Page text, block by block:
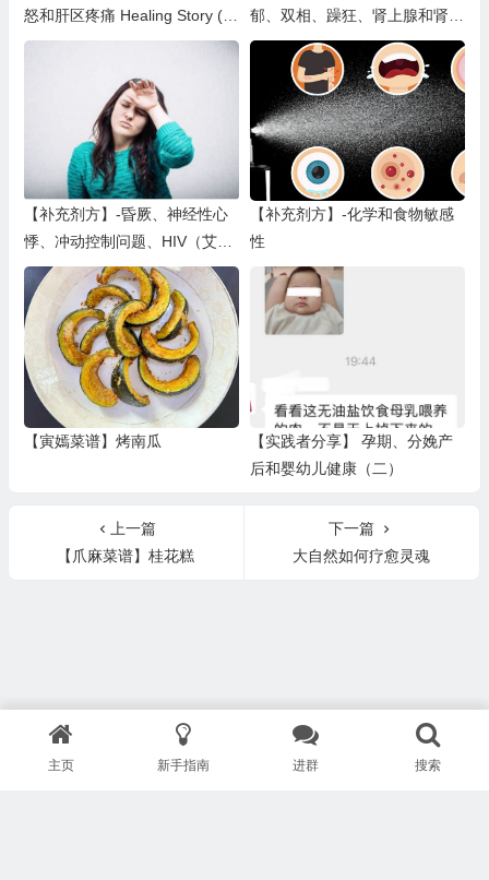
怒和肝区疼痛 Healing Story (9
3) – Detox Reactions
郁、双相、躁狂、肾上腺和肾上
腺素、多动症（一）
【补充剂方】-昏厥、神经性心
悸、冲动控制问题、HIV（艾滋
病毒，人类免疫缺陷病毒）
【补充剂方】-化学和食物敏感
性
【寅嫣菜谱】烤南瓜
【实践者分享】 孕期、分娩产
后和婴幼儿健康（二）
上一篇
【爪麻菜谱】桂花糕
下一篇
大自然如何疗愈灵魂
主页 新手指南 进群 搜索